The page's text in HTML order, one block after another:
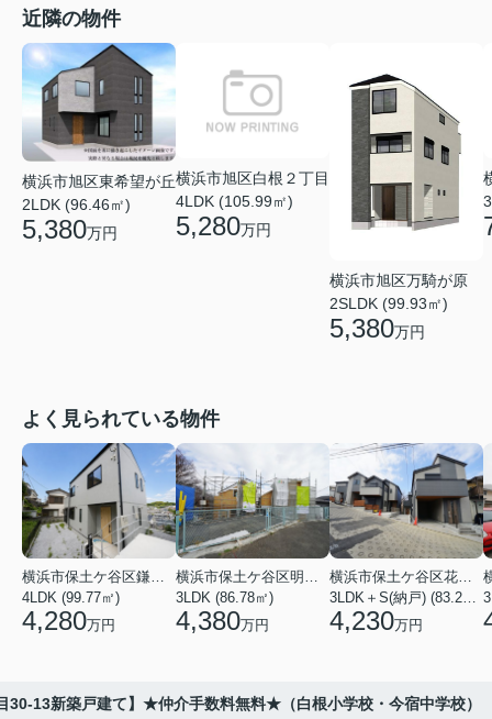
近隣の物件
横浜市旭区東希望が丘
2LDK (96.46㎡)
5,380万円
横浜市旭区白根２丁目
4LDK (105.99㎡)
5,280万円
横浜市旭区万騎が原
2SLDK (99.93㎡)
5,380万円
よく見られている物件
4LDK (99.77㎡)
4,280万円
3LDK (86.78㎡)
4,380万円 4,230万円
30-13新築戸建て】★仲介手数料無料★（白根小学校・今宿中学校）